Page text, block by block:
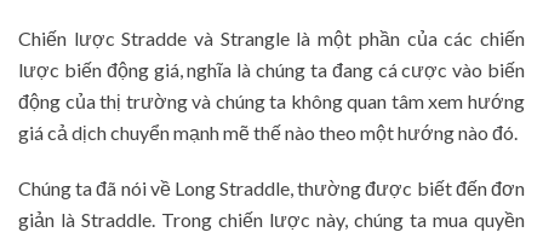
Chiến lược Stradde và Strangle là một phần của các chiến
lược biến động giá, nghĩa là chúng ta đang cá cược vào biến
động của thị trường và chúng ta không quan tâm xem hướng
giá cả dịch chuyển mạnh mẽ thế nào theo một hướng nào đó.
Chúng ta đã nói về Long Straddle, thường được biết đến đơn
giản là Straddle. Trong chiến lược này, chúng ta mua quyền